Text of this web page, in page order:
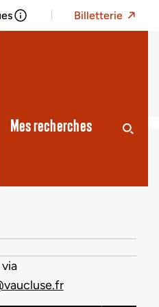
Billetterie
Mes recherches